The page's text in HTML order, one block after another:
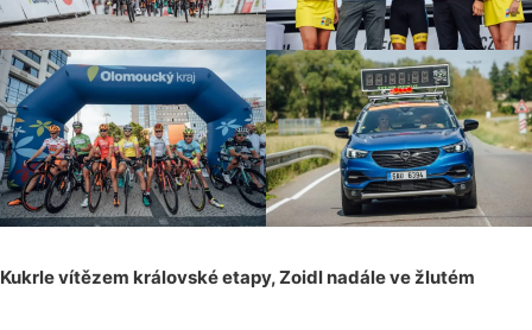
Kukrle vítězem královské etapy, Zoidl nadále ve žlutém